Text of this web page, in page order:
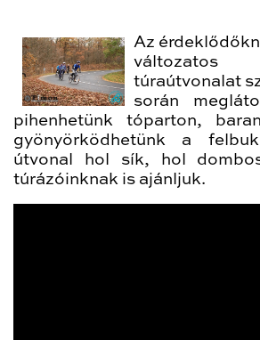
Az
változatos
túraútvonalat
során
pihenhetünk tóparton,
gyönyörködhetünk a
útvonal hol sík, hol
túrázóinknak is ajánljuk.